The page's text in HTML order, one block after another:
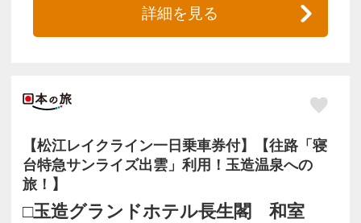
詳細を見る
【松江レイクライン一日乗車券付】【往路「寝
台特急サンライズ出雲」利用！玉造温泉への
旅！】
□玉造グランドホテル長生閣 和室